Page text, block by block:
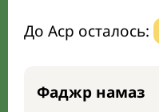
До Аср осталось:
Фаджр намаз